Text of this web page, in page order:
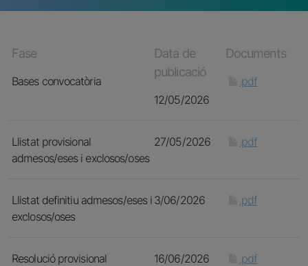
Fase
Bases convocatòria
Data de
publicació
12/05/2026
Documents
.pdf
Llistat provisional
admesos/eses i exclosos/oses
27/05/2026 .pdf
Llistat definitiu admesos/eses i
exclosos/oses
3/06/2026 .pdf
Resolució provisional 16/06/2026 .pdf